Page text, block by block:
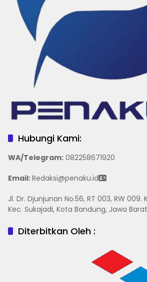
Hubungi Kami:
WA/Telegram: 082258671920
Email:Redaksi@penaku.id
Jl. Dr. Djunjunan No.56, RT 003, RW 009.
Kec. Sukajadi, Kota Bandung, Jawa
Diterbitkan Oleh :